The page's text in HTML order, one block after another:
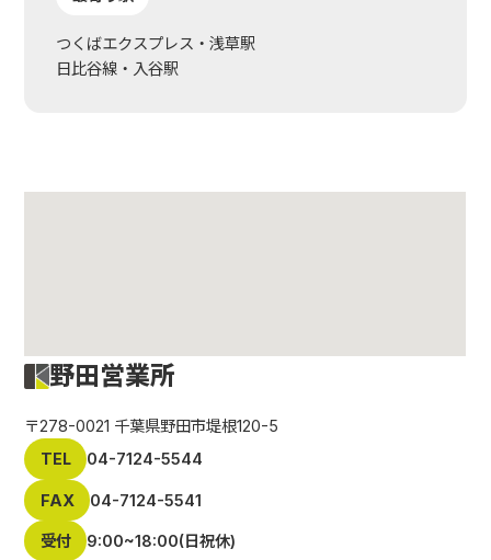
つくばエクスプレス・浅草駅
日比谷線・入谷駅
野田営業所
〒278-0021 千葉県野田市堤根120-5
TEL
04-7124-5544
FAX 04-7124-5541
受付 9:00~18:00(日祝休)